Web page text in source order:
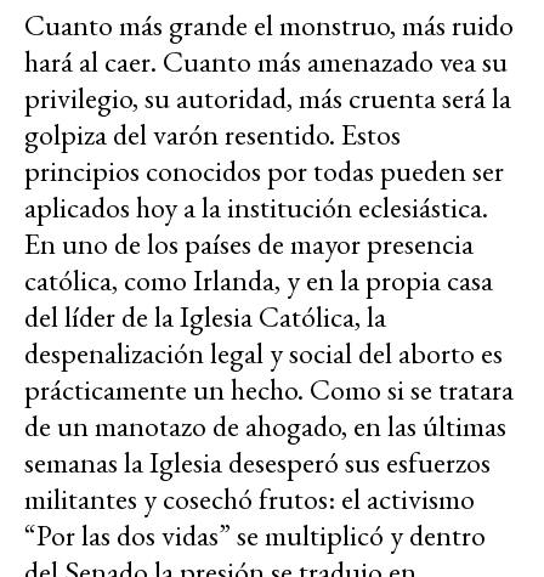
Cuanto más grande el monstruo, más ruido
hará al caer. Cuanto más amenazado vea su
privilegio, su autoridad, más cruenta será la
golpiza del varón resentido. Estos
principios conocidos por todas pueden ser
aplicados hoy a la institución eclesiástica.
En uno de los países de mayor presencia
católica, como Irlanda, y en la propia casa
del líder de la Iglesia Católica, la
despenalización legal y social del aborto es
prácticamente un hecho. Como si se tratara
de un manotazo de ahogado, en las últimas
semanas la Iglesia desesperó sus esfuerzos
militantes y cosechó frutos: el activismo
“Por las dos vidas” se multiplicó y dentro